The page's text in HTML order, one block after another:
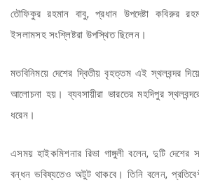
তৌফিকুর রহমান বাবু, প্রধান উপদেষ্টা কবিরুর
ইসলামসহ সংশ্লিষ্টরা উপস্থিত ছিলেন।
মতবিনিময়ে দেশের দ্বিতীয় বৃহত্তম এই স্থলবন্দর
আলোচনা হয়। ব্যবসায়ীরা ভারতের মহদিপুর
ধরেন।
এসময় হাইকমিশনার রিভা গাঙ্গুলী বলেন, দুটি দেশের
বন্ধন ভবিষ্যতেও অটুট থাকবে। তিনি বলেন,